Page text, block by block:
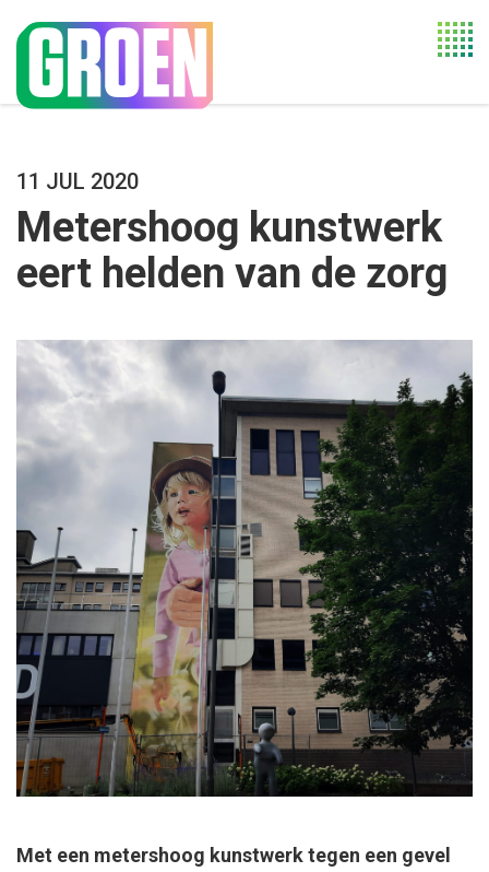
11 JUL 2020
Metershoog kunstwerk
eert helden van de zorg
Met een metershoog kunstwerk tegen een gevel